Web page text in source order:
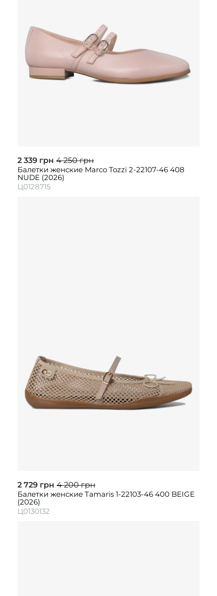
2 339 грн 4 250 грн
Балетки женские Marco Tozzi 2-22107-46 408
NUDE (2026)
Ц0128715
2 729 грн 4 200 грн
Балетки женские Tamaris 1-22103-46 400 BEIGE
(2026)
Ц0130132